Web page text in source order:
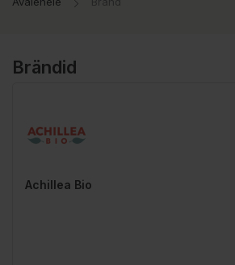
Brändid
Achillea Bio